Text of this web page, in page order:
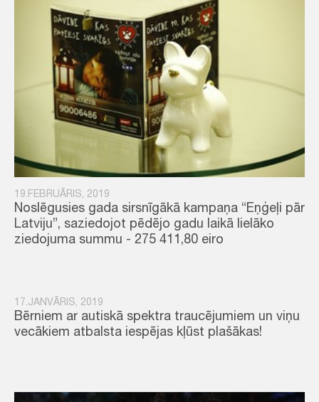
19.FEBRUĀRIS, 2019
Noslēgusies gada sirsnīgākā kampaņa “Eņģeļi pār
Latviju”, saziedojot pēdējo gadu laikā lielāko
ziedojuma summu - 275 411,80 eiro
17.JANVĀRIS, 2019
Bērniem ar autiskā spektra traucējumiem un viņu
vecākiem atbalsta iespējas kļūst plašākas!